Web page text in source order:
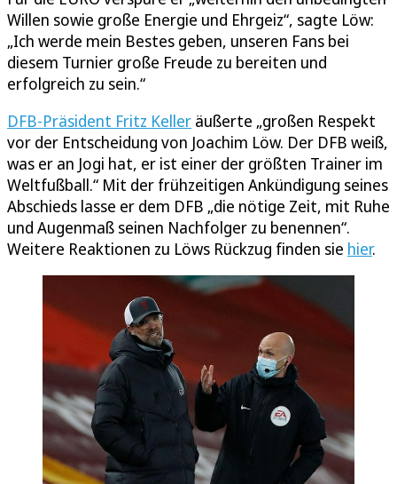
Willen sowie große Energie und Ehrgeiz“, sagte Löw:
„Ich werde mein Bestes geben, unseren Fans bei
diesem Turnier große Freude zu bereiten und
erfolgreich zu sein.“
DFB-Präsident Fritz Keller äußerte „großen Respekt
vor der Entscheidung von Joachim Löw. Der DFB weiß,
was er an Jogi hat, er ist einer der größten Trainer im
Weltfußball.“ Mit der frühzeitigen Ankündigung seines
Abschieds lasse er dem DFB „die nötige Zeit, mit Ruhe
und Augenmaß seinen Nachfolger zu benennen“.
Weitere Reaktionen zu Löws Rückzug finden sie hier.